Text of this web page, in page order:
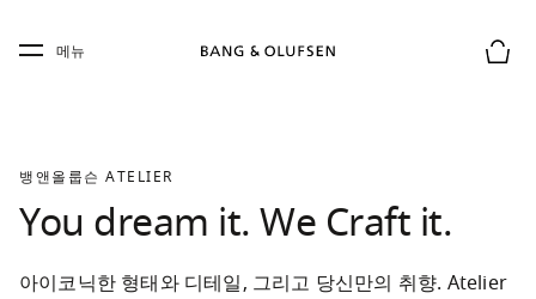
Skip to main footer
메뉴
뱅앤올룹슨 ATELIER
You dream it. We Craft it.
아이코닉한 형태와 디테일, 그리고 당신만의 취향. Atelier